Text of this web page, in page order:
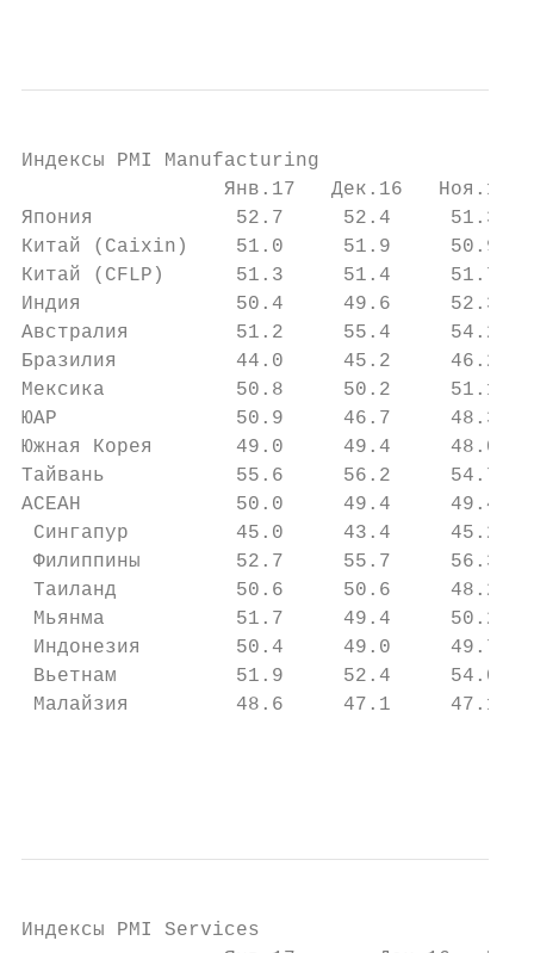
Индексы PMI Manufacturing
Янв.17   Дек.16   Ноя.16
Япония            52.7     52.4
Китай (Caixin)    51.0     51.9
Китай (CFLP)      51.3     51.4
Индия             50.4     49.6
Австралия         51.2     55.4
Бразилия          44.0     45.2
Мексика           50.8     50.2
ЮАР               50.9     46.7
Южная Корея       49.0     49.4
Тайвань           55.6     56.2
АСЕАН             50.0     49.4
Сингапур         45.0     43.4
Филиппины        52.7     55.7
Таиланд          50.6     50.6
Мьянма           51.7     49.4
Индонезия        50.4     49.0
Вьетнам          51.9     52.4
Малайзия         48.6     47.1
Индексы PMI Services